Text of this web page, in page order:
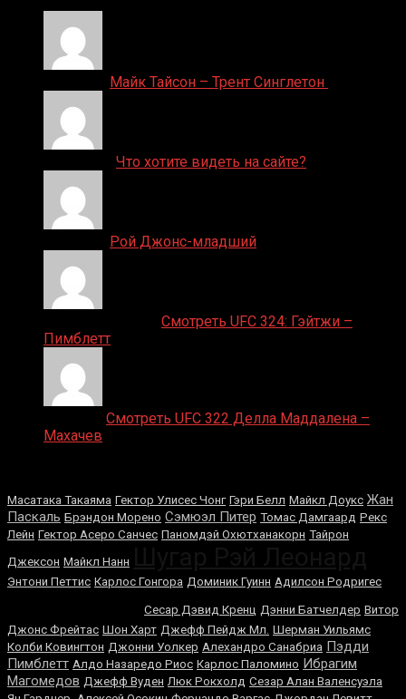
Майк Тайсон – Трент Синглетон
Что хотите видеть на сайте?
Рой Джонс-младший
Смотреть UFC 324: Гэйтжи –
Пимблетт
Смотреть UFC 322 Делла Маддалена –
Махачев
Масатака Такаяма Гектор Улисес Чонг Гэри Белл Майкл Доукс Жан
Паскаль Брэндон Морено Сэмюэл Питер Томас Дамгаард Рекс
Лейн Гектор Асеро Санчес Паномдэй Охютханакорн Тайрон
Джексон Майкл Нанн
Энтони Петтис Карлос Гонгора Доминик Гуинн Адилсон Родригес
Сесар Дэвид Кренц Дэнни Батчелдер Витор
Джонс Фрейтас Шон Харт Джефф Пейдж Мл. Шерман Уильямс
Колби Ковингтон Джонни Уолкер Алехандро Санабриа Пэдди
Пимблетт Алдо Назаредо Риос Карлос Паломино Ибрагим
Магомедов Джефф Вуден Люк Рокхолд Сезар Алан Валенсуэла